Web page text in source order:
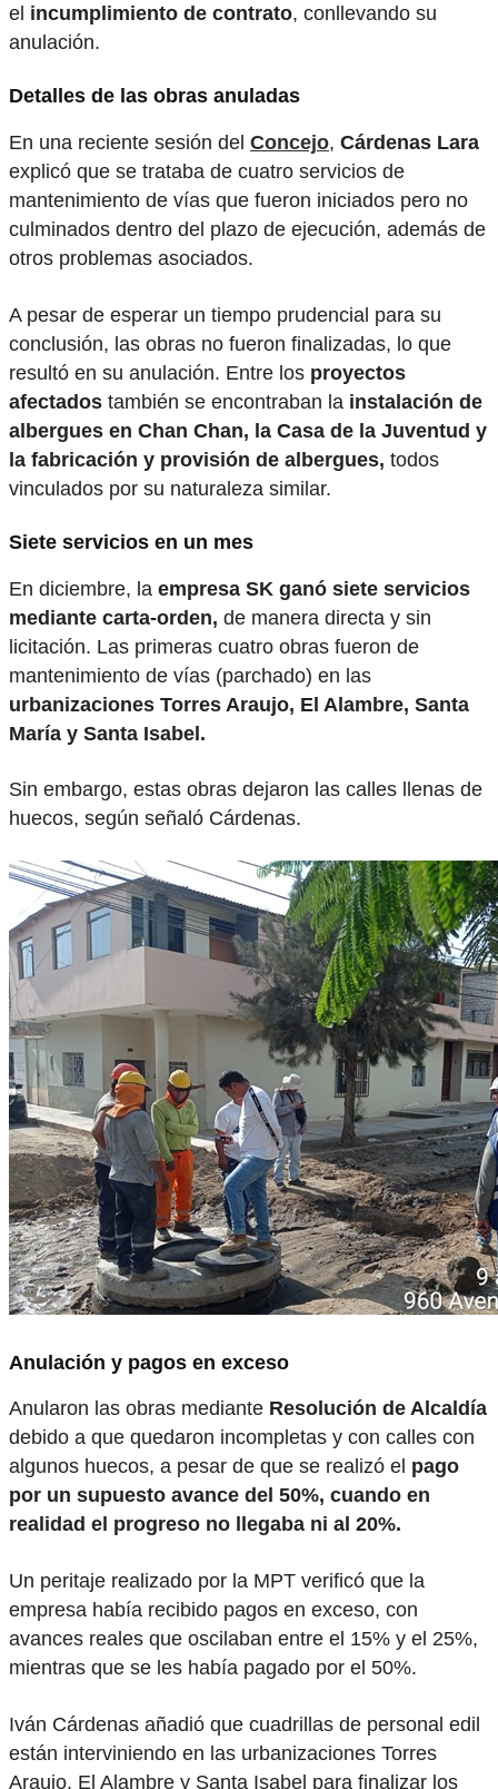
el incumplimiento de contrato, conllevando su
anulación.
Detalles de las obras anuladas
En una reciente sesión del Concejo, Cárdenas Lara
explicó que se trataba de cuatro servicios de
mantenimiento de vías que fueron iniciados pero no
culminados dentro del plazo de ejecución, además de
otros problemas asociados.
A pesar de esperar un tiempo prudencial para su
conclusión, las obras no fueron finalizadas, lo que
resultó en su anulación. Entre los proyectos
afectados también se encontraban la instalación de
albergues en Chan Chan, la Casa de la Juventud y
la fabricación y provisión de albergues, todos
vinculados por su naturaleza similar.
Siete servicios en un mes
En diciembre, la empresa SK ganó siete servicios
mediante carta-orden, de manera directa y sin
licitación. Las primeras cuatro obras fueron de
mantenimiento de vías (parchado) en las
urbanizaciones Torres Araujo, El Alambre, Santa
María y Santa Isabel.
Sin embargo, estas obras dejaron las calles llenas de
huecos, según señaló Cárdenas.
Anulación y pagos en exceso
Anularon las obras mediante Resolución de Alcaldía
debido a que quedaron incompletas y con calles con
algunos huecos, a pesar de que se realizó el pago
por un supuesto avance del 50%, cuando en
realidad el progreso no llegaba ni al 20%.
Un peritaje realizado por la MPT verificó que la
empresa había recibido pagos en exceso, con
avances reales que oscilaban entre el 15% y el 25%,
mientras que se les había pagado por el 50%.
Iván Cárdenas añadió que cuadrillas de personal edil
están interviniendo en las urbanizaciones Torres
Araujo, El Alambre y Santa Isabel para finalizar los